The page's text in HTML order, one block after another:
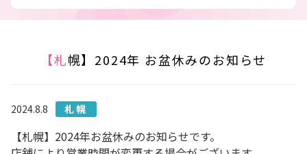
【札幌】2024年 お盆休みのお知らせ
2024.8.8 札幌
【札幌】2024年お盆休みのお知らせです。